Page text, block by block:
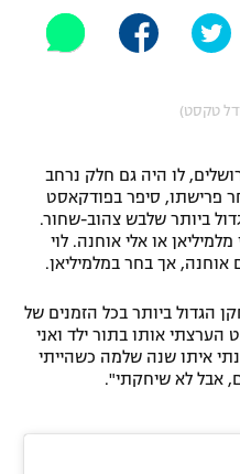
טקסט)
לו היה גם חלק נרחב
פרישתו, סיפר בפודקאסט
ביותר שלבש צהוב-שחור.
או אלי אוחנה. לוי
אך בחר במלמיליאן.
הגדול ביותר בכל הזמנים של
הערצתי אותו בתור ילד ואני
איתו שנה שלמה כשהייתי
אבל לא שיחקתי".